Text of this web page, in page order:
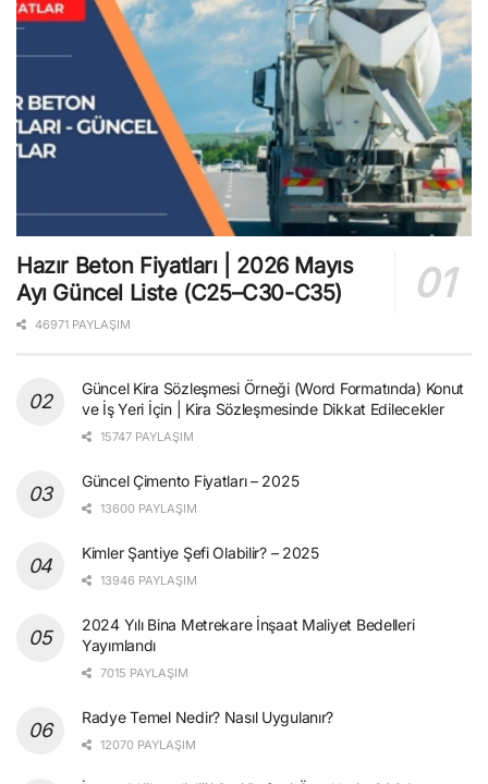
Hazır Beton Fiyatları | 2026 Mayıs
Ayı Güncel Liste (C25–C30-C35)
46971 PAYLAŞIM
Güncel Kira Sözleşmesi Örneği (Word Formatında) Konut
ve İş Yeri İçin | Kira Sözleşmesinde Dikkat Edilecekler
15747 PAYLAŞIM
Güncel Çimento Fiyatları – 2025
13600 PAYLAŞIM
Kimler Şantiye Şefi Olabilir? – 2025
13946 PAYLAŞIM
2024 Yılı Bina Metrekare İnşaat Maliyet Bedelleri
Yayımlandı
7015 PAYLAŞIM
Radye Temel Nedir? Nasıl Uygulanır?
12070 PAYLAŞIM